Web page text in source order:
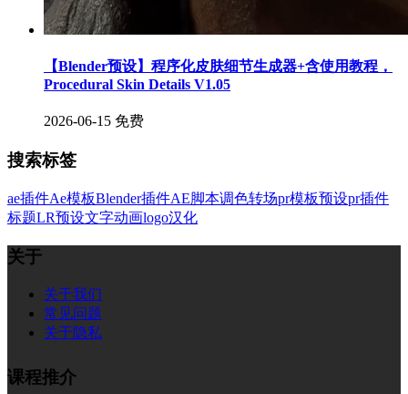
【Blender预设】程序化皮肤细节生成器+含使用教程，
Procedural Skin Details V1.05
2026-06-15 免费
搜索标签
ae插件Ae模板Blender插件AE脚本调色转场pr模板预设pr插件
标题LR预设文字动画logo汉化
关于
关于我们
常见问题
关于隐私
课程推介